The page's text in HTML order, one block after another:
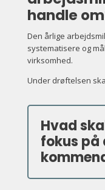
handle
Den årlige
systematisere og
virksomhed.
Under drøftelsen
Hvad
fokus på